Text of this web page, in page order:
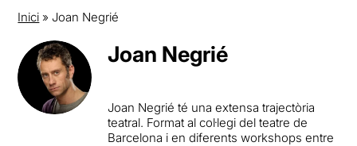
Inici » Joan Negrié
Joan Negrié
Joan Negrié té una extensa trajectòria
teatral. Format al col·legi del teatre de
Barcelona i en diferents workshops entre